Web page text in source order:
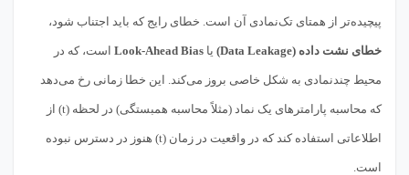
پیچیده‌تر از همتای تک‌نمادی آن است. خطای رایج که باید اجتناب شود،
خطای نشت داده (Data Leakage) یا Look-Ahead Bias است، که در
محیط چندنمادی به شکل خاصی بروز می‌کند. این خطا زمانی رخ می‌دهد
که محاسبه پارامترهای یک نماد (مثلاً محاسبه همبستگی) در لحظه (t) از
اطلاعاتی استفاده کند که در واقعیت در زمان (t) هنوز در دسترس نبوده
است.